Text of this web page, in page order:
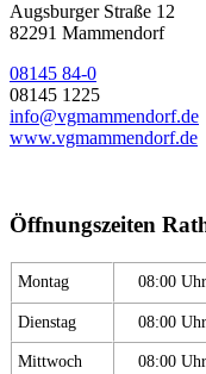
Augsburger Straße 12
82291 Mammendorf
08145 84-0
08145 1225
info@vgmammendorf.de
www.vgmammendorf.de
Öffnungszeiten
Montag 08:00
Dienstag 08:00
Mittwoch 08:00